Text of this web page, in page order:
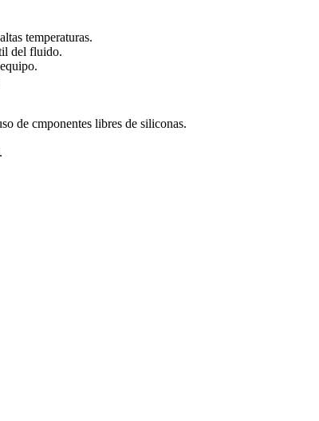
temperaturas.
del fluido.
de cmponentes libres de siliconas.